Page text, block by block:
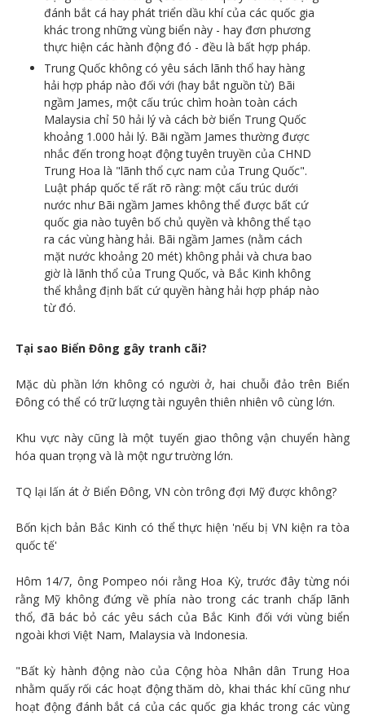
đánh bắt cá hay phát triển dầu khí của các quốc gia
khác trong những vùng biển này - hay đơn phương
thực hiện các hành động đó - đều là bất hợp pháp.
Trung Quốc không có yêu sách lãnh thổ hay hàng
hải hợp pháp nào đối với (hay bắt nguồn từ) Bãi
ngầm James, một cấu trúc chìm hoàn toàn cách
Malaysia chỉ 50 hải lý và cách bờ biển Trung Quốc
khoảng 1.000 hải lý. Bãi ngầm James thường được
nhắc đến trong hoạt động tuyên truyền của CHND
Trung Hoa là "lãnh thổ cực nam của Trung Quốc".
Luật pháp quốc tế rất rõ ràng: một cấu trúc dưới
nước như Bãi ngầm James không thể được bất cứ
quốc gia nào tuyên bố chủ quyền và không thể tạo
ra các vùng hàng hải. Bãi ngầm James (nằm cách
mặt nước khoảng 20 mét) không phải và chưa bao
giờ là lãnh thổ của Trung Quốc, và Bắc Kinh không
thể khẳng định bất cứ quyền hàng hải hợp pháp nào
từ đó.
Tại sao Biển Đông gây tranh cãi?
Mặc dù phần lớn không có người ở, hai chuỗi đảo trên Biển
Đông có thể có trữ lượng tài nguyên thiên nhiên vô cùng lớn.
Khu vực này cũng là một tuyến giao thông vận chuyển hàng
hóa quan trọng và là một ngư trường lớn.
TQ lại lấn át ở Biển Đông, VN còn trông đợi Mỹ được không?
Bốn kịch bản Bắc Kinh có thể thực hiện 'nếu bị VN kiện ra tòa
quốc tế'
Hôm 14/7, ông Pompeo nói rằng Hoa Kỳ, trước đây từng nói
rằng Mỹ không đứng về phía nào trong các tranh chấp lãnh
thổ, đã bác bỏ các yêu sách của Bắc Kinh đối với vùng biển
ngoài khơi Việt Nam, Malaysia và Indonesia.
"Bất kỳ hành động nào của Cộng hòa Nhân dân Trung Hoa
nhằm quấy rối các hoạt động thăm dò, khai thác khí cũng như
hoạt động đánh bắt cá của các quốc gia khác trong các vùng